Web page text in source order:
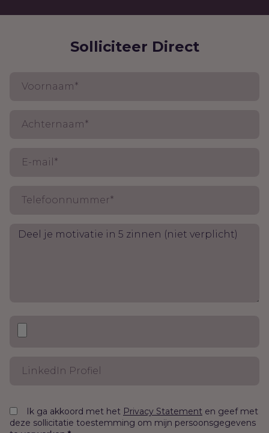
Solliciteer Direct
Ik ga akkoord met het Privacy Statement en geef met
deze sollicitatie toestemming om mijn persoonsgegevens